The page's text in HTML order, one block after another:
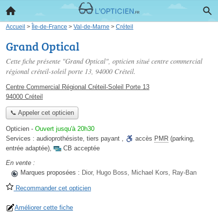
Accueil > Île-de-France > Val-de-Marne > Créteil
Grand Optical
Cette fiche présente "Grand Optical", opticien situé centre commercial
régional créteil-soleil porte 13, 94000 Créteil.
Centre Commercial Régional Créteil-Soleil Porte 13
94000 Créteil
📞 Appeler cet opticien
Opticien - Ouvert jusqu'à 20h30
Services : audioprothésiste, tiers payant , accès PMR (parking,
entrée adaptée),
CB acceptée
En vente :
Marques proposées : Dior, Hugo Boss, Michael Kors, Ray-Ban
Recommander cet opticien
Améliorer cette fiche